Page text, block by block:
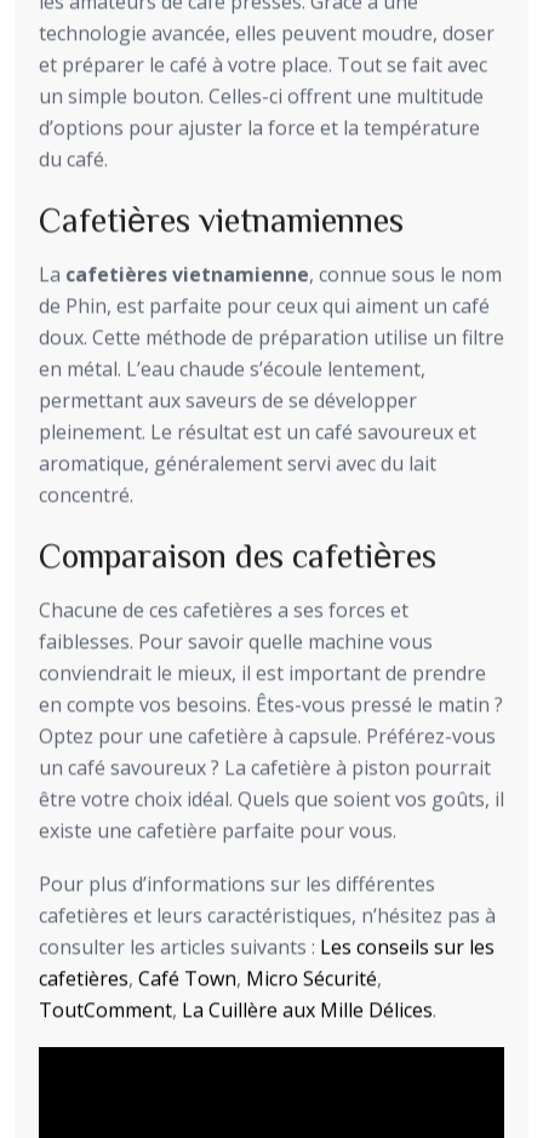
technologie avancée, elles peuvent moudre, doser
et préparer le café à votre place. Tout se fait avec
un simple bouton. Celles-ci offrent une multitude
d’options pour ajuster la force et la température
du café.
Cafetières vietnamiennes
La cafetières vietnamienne, connue sous le nom
de Phin, est parfaite pour ceux qui aiment un café
doux. Cette méthode de préparation utilise un filtre
en métal. L’eau chaude s’écoule lentement,
permettant aux saveurs de se développer
pleinement. Le résultat est un café savoureux et
aromatique, généralement servi avec du lait
concentré.
Comparaison des cafetières
Chacune de ces cafetières a ses forces et
faiblesses. Pour savoir quelle machine vous
conviendrait le mieux, il est important de prendre
en compte vos besoins. Êtes-vous pressé le matin ?
Optez pour une cafetière à capsule. Préférez-vous
un café savoureux ? La cafetière à piston pourrait
être votre choix idéal. Quels que soient vos goûts, il
existe une cafetière parfaite pour vous.
Pour plus d’informations sur les différentes
cafetières et leurs caractéristiques, n’hésitez pas à
consulter les articles suivants : Les conseils sur les
cafetières, Café Town, Micro Sécurité,
ToutComment, La Cuillère aux Mille Délices.